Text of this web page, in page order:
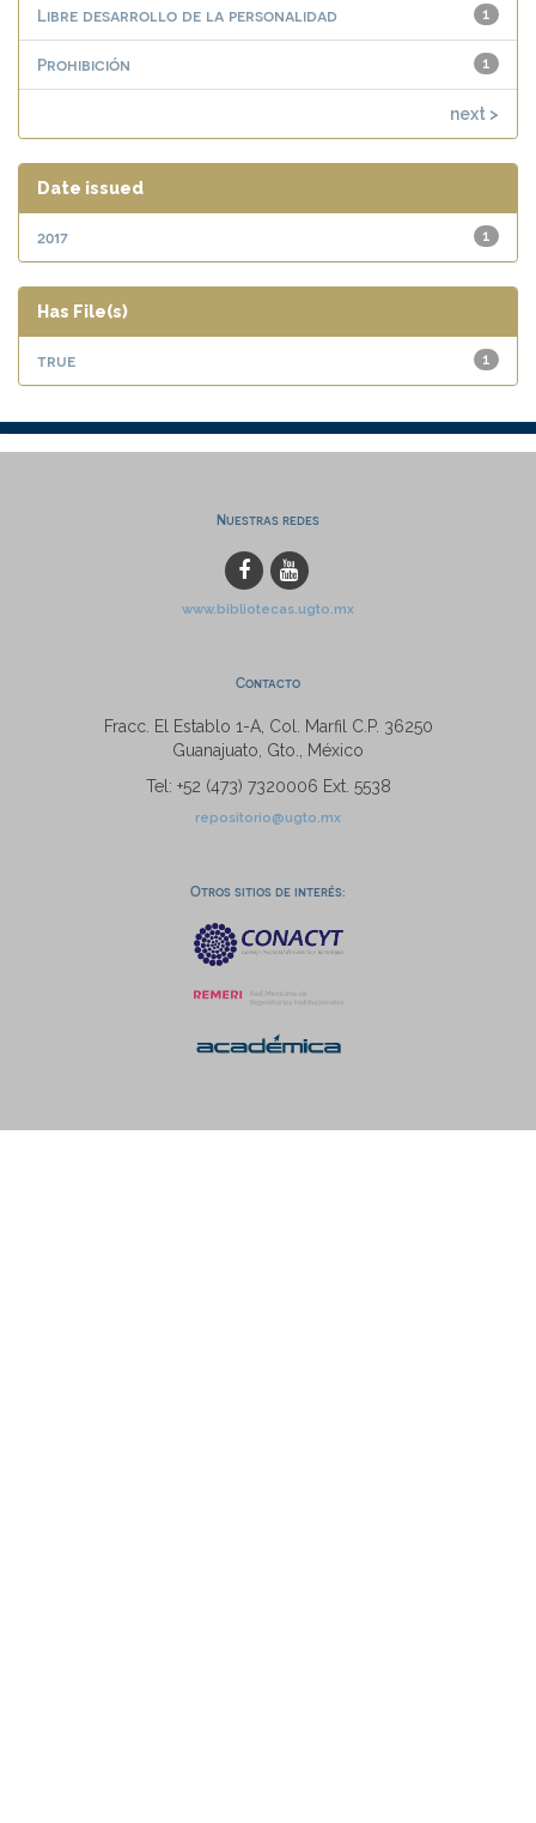
1
Libre desarrollo de la personalidad
1
Prohibición
next >
Date issued
1
2017
Has File(s)
1
true
Nuestras redes
www.bibliotecas.ugto.mx
Contacto
Fracc. El Establo 1-A, Col. Marfil C.P. 36250
Guanajuato, Gto., México
Tel: +52 (473) 7320006 Ext. 5538
repositorio@ugto.mx
Otros sitios de interés: